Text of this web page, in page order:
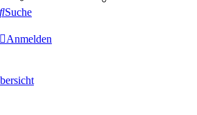
Suche
Anmelden